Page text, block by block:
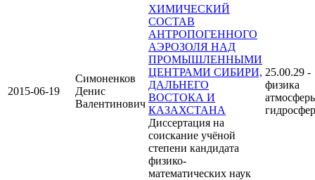
2015-06-19
Симоненков
Денис
Валентинович
ХИМИЧЕСКИЙ
СОСТАВ
АНТРОПОГЕННОГО
АЭРОЗОЛЯ НАД
ПРОМЫШЛЕННЫМИ
ЦЕНТРАМИ СИБИРИ,
ДАЛЬНЕГО
ВОСТОКА И
КАЗАХСТАНА
Диссертация на
соискание учёной
степени кандидата
физико-
математических наук
25.00.29 -
физика